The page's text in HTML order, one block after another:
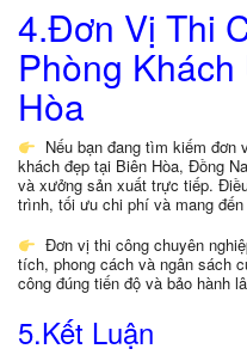
4.Đơn Vị Thi
Phòng
Hòa
Nếu bạn đang tìm kiếm
khách đẹp tại Biên Hòa, Đồng
và xưởng sản xuất trực tiếp.
trình, tối ưu chi phí và mang
Đơn vị thi công chuyên
tích, phong cách và ngân sách
công đúng tiến độ và bảo hành
5.Kết Luận